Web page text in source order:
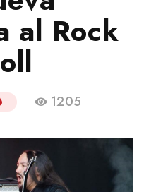
al Rock
1205